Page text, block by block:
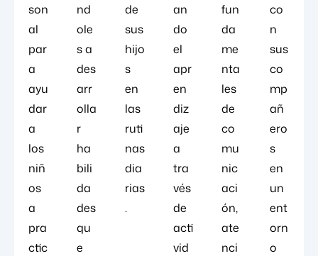
son
al
par
a
ayu
dar
a
los
niñ
os
a
pra
ctic
nd
ole
s a
des
arr
olla
r
ha
bili
da
des
qu
e
de
sus
hijo
s
en
las
ruti
nas
dia
rias
.
an
do
el
apr
en
diz
aje
a
tra
vés
de
acti
vid
fun
da
me
nta
les
de
co
mu
nic
aci
ón,
ate
nci
co
n
sus
co
mp
añ
ero
s
en
un
ent
orn
o